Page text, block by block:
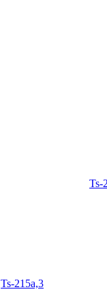
Ts-
Ts-215a,3